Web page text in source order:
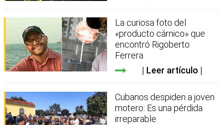
La curiosa foto del
«producto cárnico» que
encontró Rigoberto
Ferrera
Leer artículo
Cubanos despiden a joven
motero: Es una pérdida
irreparable